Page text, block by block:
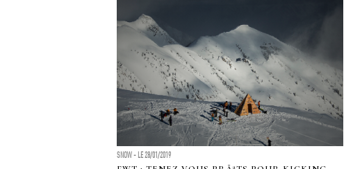
SNOW - LE 28/01/2019